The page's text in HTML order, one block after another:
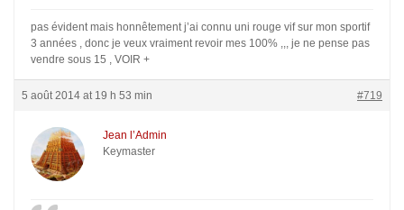
pas évident mais honnêtement j’ai connu uni rouge vif sur mon sportif
3 années , donc je veux vraiment revoir mes 100% ,,, je ne pense pas
vendre sous 15 , VOIR +
5 août 2014 at 19 h 53 min #719
Jean l’Admin
Keymaster